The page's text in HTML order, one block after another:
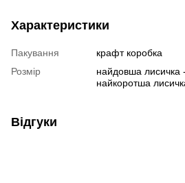
Характеристики
Пакування
крафт коробка
Розмір
найдовша лисичка
найкоротша
Відгуки